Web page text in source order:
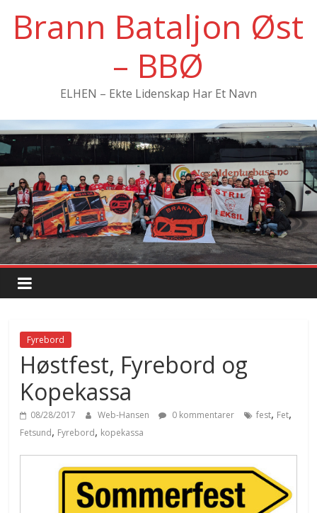
innholdet
Brann Bataljon Øst
– BBØ
ELHEN – Ekte Lidenskap Har Et Navn
Fyrebord
Høstfest, Fyrebord og
Kopekassa
08/28/2017 Web-Hansen 0 kommentarer fest, Fet,
Fetsund, Fyrebord, kopekassa